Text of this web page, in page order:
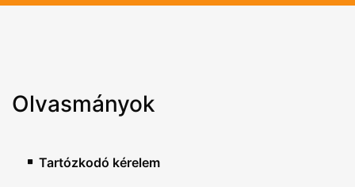
Olvasmányok
Tartózkodó kérelem